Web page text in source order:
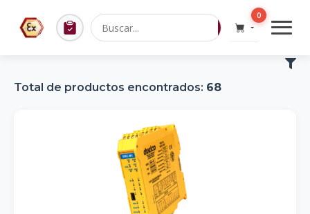
0
Total de productos encontrados: 68